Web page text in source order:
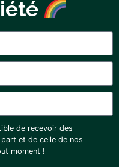
de recevoir des
et de celle de nos
moment !